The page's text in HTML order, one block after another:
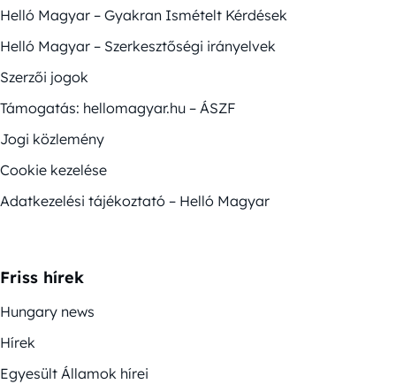
Helló Magyar – Gyakran Ismételt Kérdések
Helló Magyar – Szerkesztőségi irányelvek
Szerzői jogok
Támogatás: hellomagyar.hu – ÁSZF
Jogi közlemény
Cookie kezelése
Adatkezelési tájékoztató – Helló Magyar
Friss hírek
Hungary news
Hírek
Egyesült Államok hírei